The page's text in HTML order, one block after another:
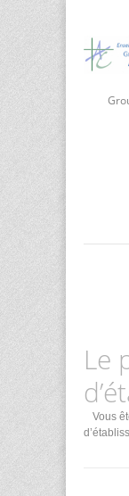
Le
Vous